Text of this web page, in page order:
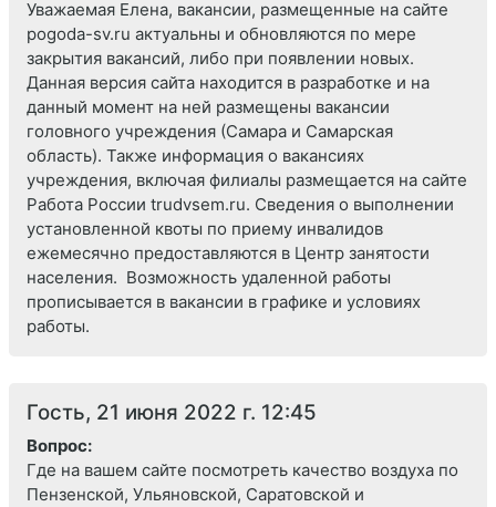
Уважаемая Елена, вакансии, размещенные на сайте
pogoda-sv.ru актуальны и обновляются по мере
закрытия вакансий, либо при появлении новых.
Данная версия сайта находится в разработке и на
данный момент на ней размещены вакансии
головного учреждения (Самара и Самарская
область). Также информация о вакансиях
учреждения, включая филиалы размещается на сайте
Работа России trudvsem.ru. Сведения о выполнении
установленной квоты по приему инвалидов
ежемесячно предоставляются в Центр занятости
населения. Возможность удаленной работы
прописывается в вакансии в графике и условиях
работы.
Гость, 21 июня 2022 г. 12:45
Вопрос:
Где на вашем сайте посмотреть качество воздуха по
Пензенской, Ульяновской, Саратовской и